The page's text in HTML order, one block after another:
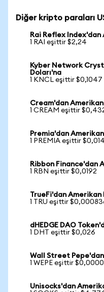
Diğer kripto paraları
Rai Reflex Index'dan
1 RAI eşittir $2,24
Kyber Network
Doları'na
1 KNCL eşittir $0,1047
Cream'dan Amerikan
1 CREAM eşittir
Premia'dan
1 PREMIA eşittir
Ribbon Finance'dan
1 RBN eşittir $0,0192
TrueFi'dan Amerikan
1 TRU eşittir
dHEDGE DAO
1 DHT eşittir $0,026
Wall Street
1 WEPE eşittir
Unisocks'dan